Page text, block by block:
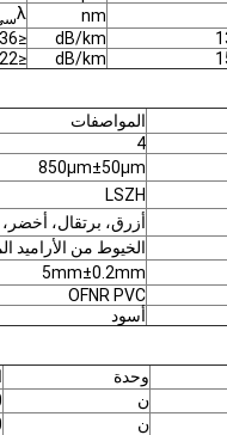
nm
λ
dB/km
≤0.36
dB/km
≤0.22
المواصفات
4
850μm±50μm
LSZH
أزرق، برتقال، أخضر،
الخيوط من الأراميد
5mm±0.2mm
OFNR PVC
أسود
وحدة
ن
ن